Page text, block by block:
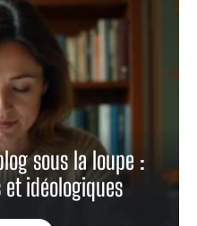
sous la loupe :
idéologiques